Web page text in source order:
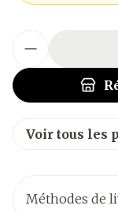
Voir tous les
Méthodes de